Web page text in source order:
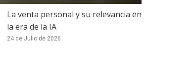
La venta personal y su relevancia en
la era de la IA
24 de Julio de 2026